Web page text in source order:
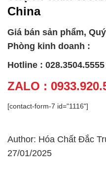
China
Giá bán sản phẩm,
Phòng kinh doanh :
Hotline :
ZALO :
[contact-form-7 id="1116"]
Author: Hóa Chất Đắc
27/01/2025